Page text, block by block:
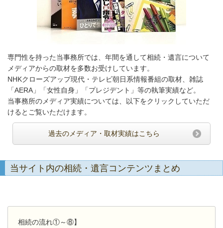
専門性を持った当事務所では、年間を通して相続・遺言について
メディアからの取材を多数お受けしています。
NHKクローズアップ現代・テレビ朝日系情報番組の取材、雑誌
「AERA」「女性自身」「プレジデント」等の執筆実績など。
当事務所のメディア実績については、以下をクリックしていただ
けるとご覧いただけます。
過去のメディア・取材実績はこちら
当サイト内の相続・遺言コンテンツまとめ
相続の流れ①～⑧】